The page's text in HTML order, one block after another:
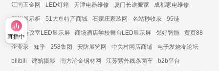
江南五金网 LED灯箱 天津电器维修 厦门长途搬家 成都家电维修
智能展示柜 51大单特产商城 石家庄家装网 名站秒收录 95链
展厅会议室LED显示屏 商场酒店学校舞台LED显示屏 邻好智能 黄页88
企业录 知乎 258集团 安防展览网 中关村网店商铺 电子发烧友论坛
bilibili 建筑摄影 南方冶金钢材网 江苏紫外线杀菌车 b2b平台
直播中